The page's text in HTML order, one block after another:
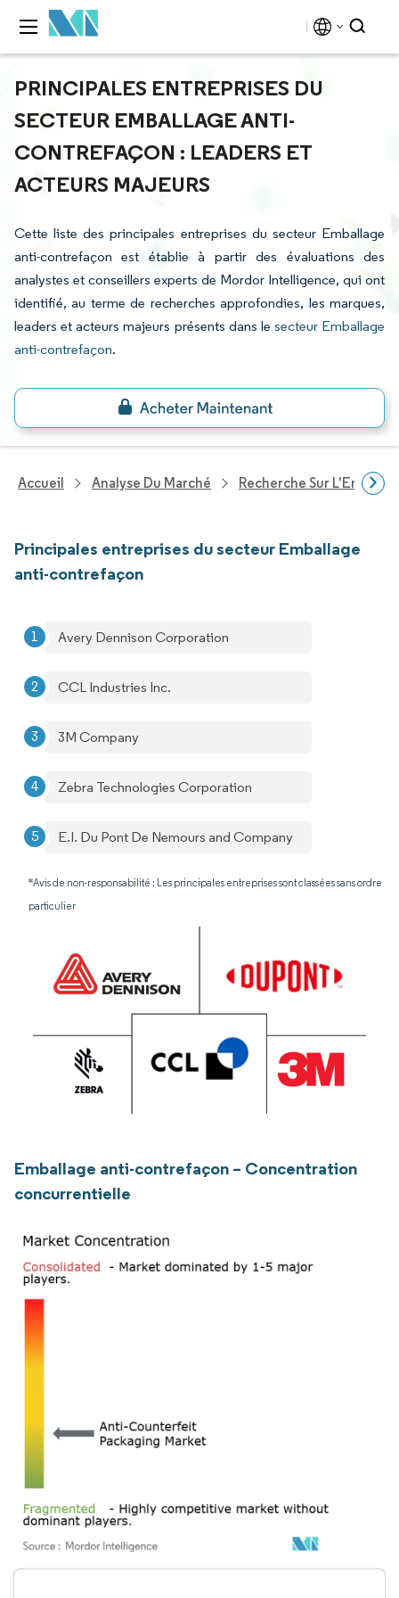
PRINCIPALES ENTREPRISES DU
SECTEUR EMBALLAGE ANTI-
CONTREFAÇON : LEADERS ET
ACTEURS MAJEURS
Cette liste des principales entreprises du secteur Emballage
anti-contrefaçon est établie à partir des évaluations des
analystes et conseillers experts de Mordor Intelligence, qui ont
identifié, au terme de recherches approfondies, les marques,
leaders et acteurs majeurs présents dans le secteur Emballage
anti-contrefaçon.
Accueil Analyse Du Marché Recherche Sur
Principales entreprises du secteur Emballage
anti-contrefaçon
Avery Dennison Corporation
CCL Industries Inc.
3M Company
Zebra Technologies Corporation
E.I. Du Pont De Nemours and Company
*Avis de non-responsabilité : Les principales entreprises sont classées sans ordre
particulier
Emballage anti-contrefaçon – Concentration
concurrentielle